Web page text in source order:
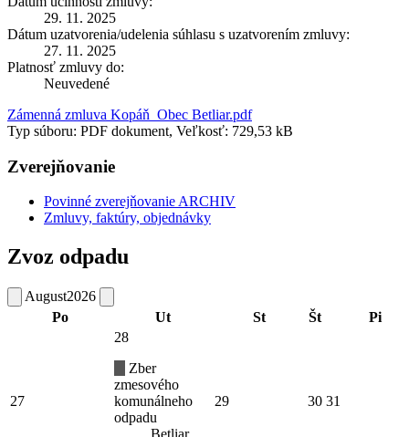
29. 11. 2025
Dátum uzatvorenia/udelenia súhlasu s uzatvorením zmluvy:
27. 11. 2025
Platnosť zmluvy do:
Neuvedené
Zámenná zmluva Kopáň_Obec Betliar.pdf
Typ súboru: PDF dokument, Veľkosť: 729,53 kB
Zverejňovanie
Povinné zverejňovanie ARCHIV
Zmluvy, faktúry, objednávky
Zvoz odpadu
August2026
Po
Ut St Št Pi
27
28
Zber
zmesového
komunálneho
odpadu
29 30 31